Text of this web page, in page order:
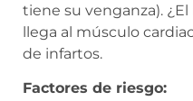
tiene su venganza).
llega al músculo
de infartos.
Factores de riesgo: